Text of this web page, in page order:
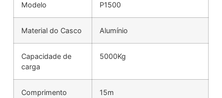
Modelo P1500
Material do Casco Alumínio
Capacidade de
carga
5000Kg
Comprimento 15m